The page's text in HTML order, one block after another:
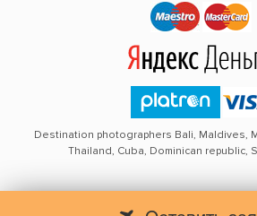
Destination photographers Bali, Maldives,
Thailand, Cuba, Dominican republic,